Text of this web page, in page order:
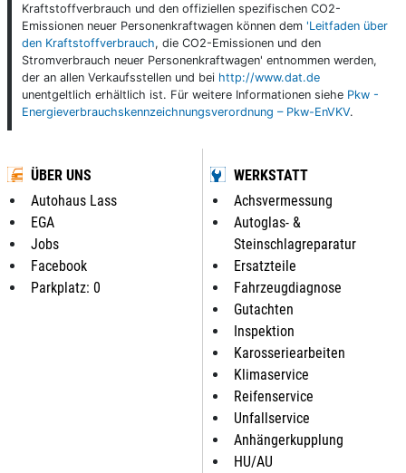
Kraftstoffverbrauch und den offiziellen spezifischen CO2-
Emissionen neuer Personenkraftwagen können dem 'Leitfaden über
den Kraftstoffverbrauch, die CO2-Emissionen und den
Stromverbrauch neuer Personenkraftwagen' entnommen werden,
der an allen Verkaufsstellen und bei http://www.dat.de
unentgeltlich erhältlich ist. Für weitere Informationen siehe Pkw -
Energieverbrauchskennzeichnungsverordnung – Pkw-EnVKV.
ÜBER UNS
Autohaus Lass
EGA
Jobs
Facebook
Parkplatz: 0
WERKSTATT
Achsvermessung
Autoglas- &
Steinschlagreparatur
Ersatzteile
Fahrzeugdiagnose
Gutachten
Inspektion
Karosseriearbeiten
Klimaservice
Reifenservice
Unfallservice
Anhängerkupplung
HU/AU